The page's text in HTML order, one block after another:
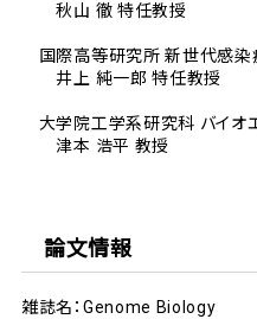
秋山 徹 特任教授
国際高等研究所 新世代感染
井上 純一郎 特任教授
大学院工学系研究科 バイオ
津本 浩平 教授
論文情報
雑誌名：Genome Biology